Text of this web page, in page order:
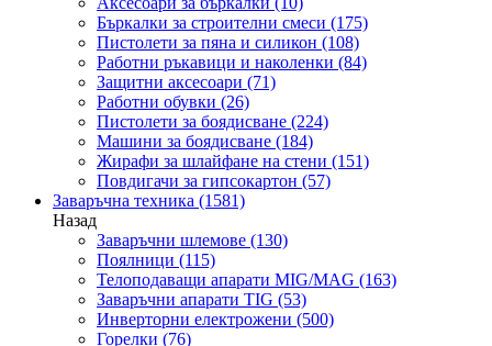
Бъркалки за строителни смеси (175)
Пистолети за пяна и силикон (108)
Работни ръкавици и наколенки (84)
Защитни аксесоари (71)
Работни обувки (26)
Пистолети за боядисване (224)
Машини за боядисване (184)
Жирафи за шлайфане на стени (151)
Повдигачи за гипсокартон (57)
Заваръчна техника (1581)
Назад
Заваръчни шлемове (130)
Поялници (115)
Телоподаващи апарати MIG/MAG (163)
Заваръчни апарати TIG (53)
Инверторни електрожени (500)
Горелки (76)